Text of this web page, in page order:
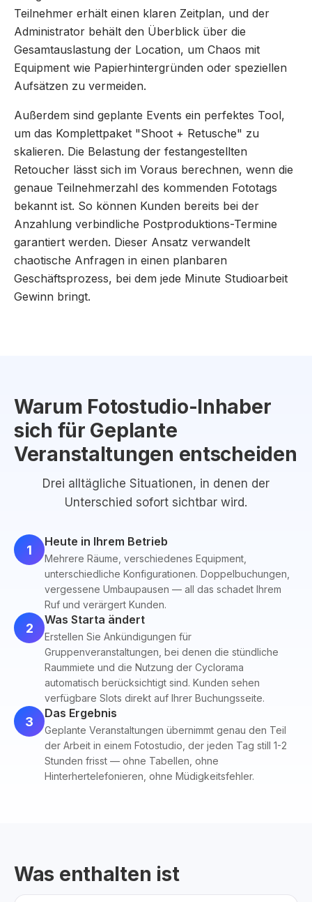
Teilnehmer erhält einen klaren Zeitplan, und der
Administrator behält den Überblick über die
Gesamtauslastung der Location, um Chaos mit
Equipment wie Papierhintergründen oder speziellen
Aufsätzen zu vermeiden.
Außerdem sind geplante Events ein perfektes Tool,
um das Komplettpaket "Shoot + Retusche" zu
skalieren. Die Belastung der festangestellten
Retoucher lässt sich im Voraus berechnen, wenn die
genaue Teilnehmerzahl des kommenden Fototags
bekannt ist. So können Kunden bereits bei der
Anzahlung verbindliche Postproduktions-Termine
garantiert werden. Dieser Ansatz verwandelt
chaotische Anfragen in einen planbaren
Geschäftsprozess, bei dem jede Minute Studioarbeit
Gewinn bringt.
Warum Fotostudio-Inhaber
sich für Geplante
Veranstaltungen entscheiden
Drei alltägliche Situationen, in denen der
Unterschied sofort sichtbar wird.
1
Heute in Ihrem Betrieb
Mehrere Räume, verschiedenes Equipment,
unterschiedliche Konfigurationen. Doppelbuchungen,
vergessene Umbaupausen — all das schadet Ihrem
Ruf und verärgert Kunden.
2
Was Starta ändert
Erstellen Sie Ankündigungen für
Gruppenveranstaltungen, bei denen die stündliche
Raummiete und die Nutzung der Cyclorama
automatisch berücksichtigt sind. Kunden sehen
verfügbare Slots direkt auf Ihrer Buchungsseite.
3
Das Ergebnis
Geplante Veranstaltungen übernimmt genau den Teil
der Arbeit in einem Fotostudio, der jeden Tag still 1-2
Stunden frisst — ohne Tabellen, ohne
Hinterhertelefonieren, ohne Müdigkeitsfehler.
Was enthalten ist